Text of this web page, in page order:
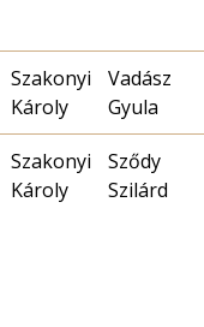
Szakonyi
Károly
Vadász
Gyula
Szakonyi
Károly
Sződy
Szilárd